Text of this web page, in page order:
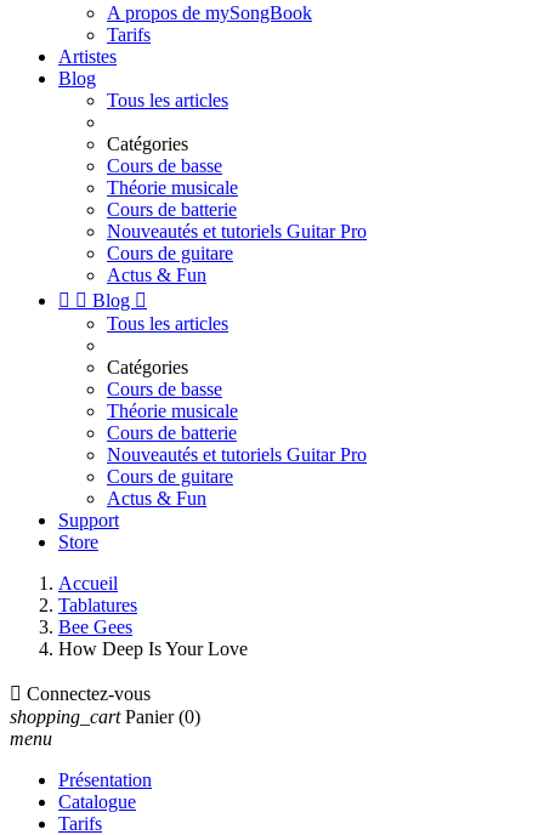
A propos de mySongBook
Tarifs
Artistes
Blog
Tous les articles
Catégories
Cours de basse
Théorie musicale
Cours de batterie
Nouveautés et tutoriels Guitar Pro
Cours de guitare
Actus & Fun
  Blog 
Tous les articles
Catégories
Cours de basse
Théorie musicale
Cours de batterie
Nouveautés et tutoriels Guitar Pro
Cours de guitare
Actus & Fun
Support
Store
Accueil
Tablatures
Bee Gees
How Deep Is Your Love
 Connectez-vous
shopping_cart Panier (0)
menu
Présentation
Catalogue
Tarifs